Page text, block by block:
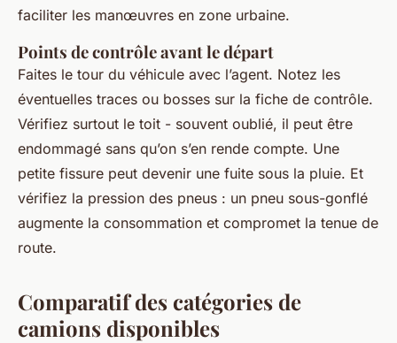
faciliter les manœuvres en zone urbaine.
Points de contrôle avant le départ
Faites le tour du véhicule avec l’agent. Notez les
éventuelles traces ou bosses sur la fiche de contrôle.
Vérifiez surtout le toit - souvent oublié, il peut être
endommagé sans qu’on s’en rende compte. Une
petite fissure peut devenir une fuite sous la pluie. Et
vérifiez la pression des pneus : un pneu sous-gonflé
augmente la consommation et compromet la tenue de
route.
Comparatif des catégories de
camions disponibles